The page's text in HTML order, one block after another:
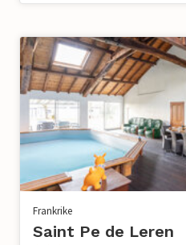
Frankrike
Saint Pe de Leren